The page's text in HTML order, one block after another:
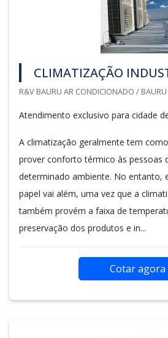
CLIMATIZAÇÃO
R&V BAURU AR CONDICIONADO / BAURU
Atendimento exclusivo para cidade
A climatização geralmente tem
prover conforto térmico às pessoas
determinado ambiente. No entanto,
papel vai além, uma vez que a
também provém a faixa de
preservação dos produtos e in...
Cotar agora